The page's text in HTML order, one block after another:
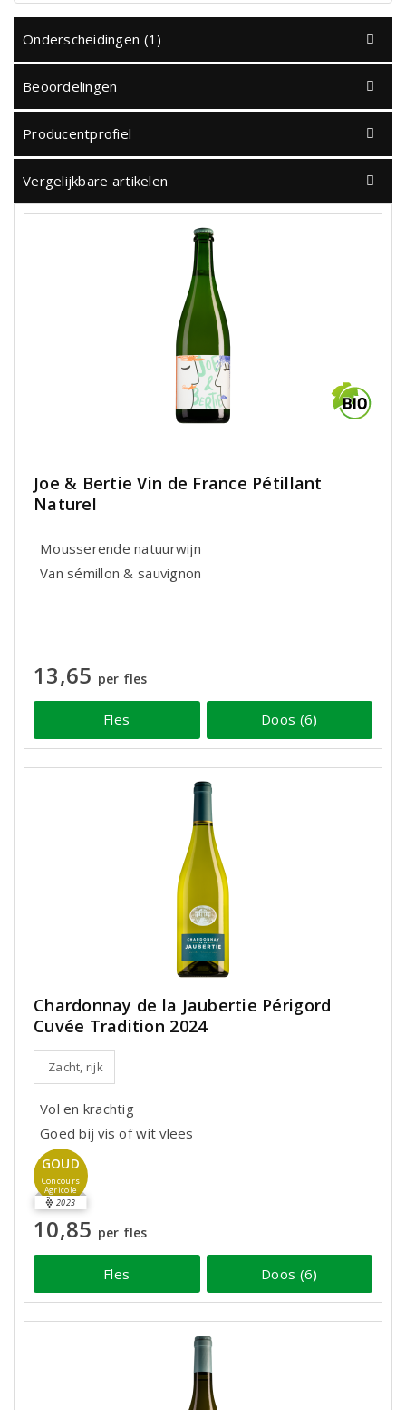
Onderscheidingen (1)
Beoordelingen
Producentprofiel
Vergelijkbare artikelen
Joe & Bertie Vin de France Pétillant
Naturel
Mousserende natuurwijn
Van sémillon & sauvignon
13,65 per fles
Fles Doos (6)
Chardonnay de la Jaubertie Périgord
Cuvée Tradition 2024
Zacht, rijk
Vol en krachtig
Goed bij vis of wit vlees
GOUD
Concours
Agricole
2023
10,85 per fles
Fles Doos (6)